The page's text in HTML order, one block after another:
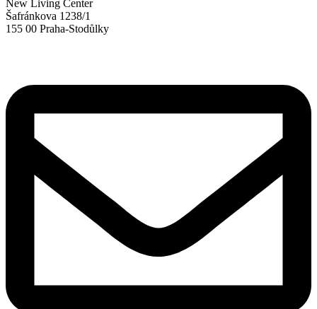
New Living Center
Šafránkova 1238/1
155 00 Praha-Stodůlky